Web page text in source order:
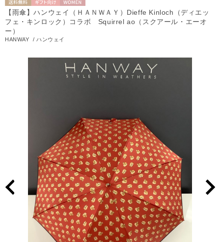
送料無料
ギフト向
け
WOMEN
【雨傘】ハンウェイ（ＨＡＮＷＡＹ）Dieffe Kinloch（ディエッ
フェ・キンロック）コラボ Squirrel ao（スクアール・エーオ
ー）
HANWAY /ハンウェイ